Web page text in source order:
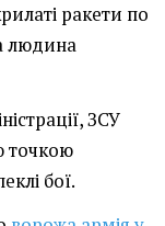
ракети по
людина
ЗСУ
точкою
бої.